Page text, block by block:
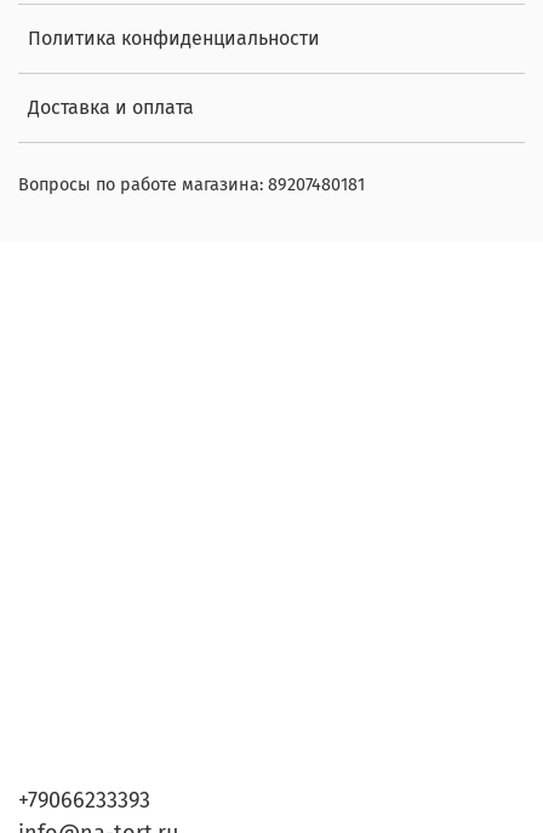
Политика конфиденциальности
Доставка и оплата
Вопросы по работе магазина: 89207480181
+79066233393